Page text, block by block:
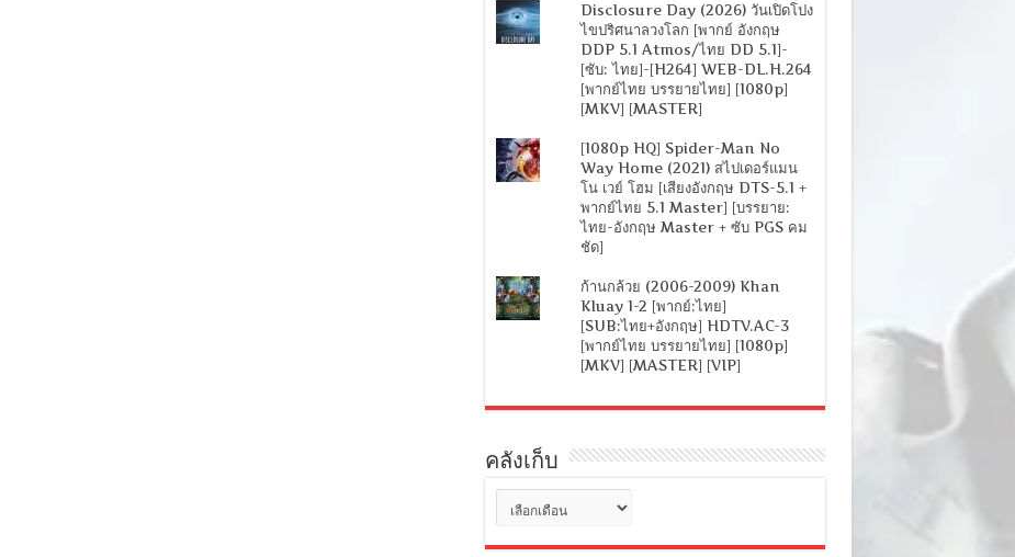
Disclosure Day (2026) วันเปิดโปง
ไขปริศนาลวงโลก [พากย์ อังกฤษ
DDP 5.1 Atmos/ไทย DD 5.1]-
[ซับ: ไทย]-[H264] WEB-DL.H.264
[พากย์ไทย บรรยายไทย] [1080p]
[MKV] [MASTER]
[1080p HQ] Spider-Man No
Way Home (2021) สไปเดอร์แมน
โน เวย์ โฮม [เสียงอังกฤษ DTS-5.1 +
พากย์ไทย 5.1 Master] [บรรยาย:
ไทย-อังกฤษ Master + ซับ PGS คม
ชัด]
ก้านกล้วย (2006-2009) Khan
Kluay 1-2 [พากย์:ไทย]
[SUB:ไทย+อังกฤษ] HDTV.AC-3
[พากย์ไทย บรรยายไทย] [1080p]
[MKV] [MASTER] [VIP]
คลังเก็บ
เก็บ